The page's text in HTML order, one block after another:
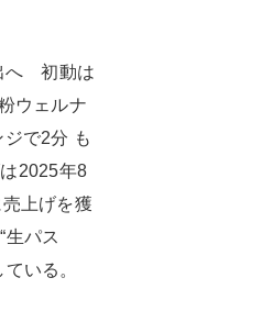
へ 初動は
ウェルナ
で2分 も
2025年8
上げを獲
生パス
いる。